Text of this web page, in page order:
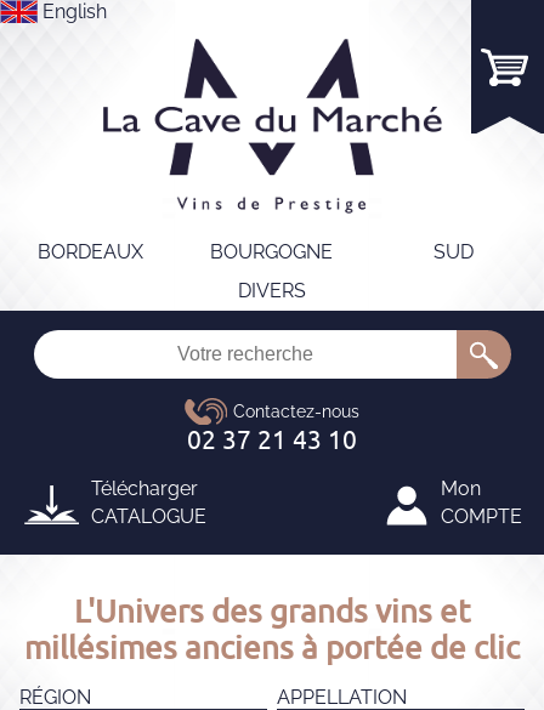
English
BORDEAUX BOURGOGNE
SUD
DIVERS
Télécharger
CATALOGUE
Mon
COMPTE
L'Univers des grands vins et
millésimes anciens à portée de clic
RÉGION APPELLATION